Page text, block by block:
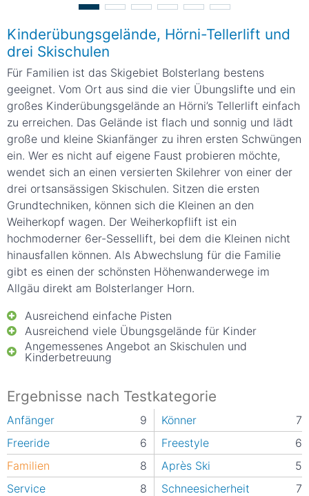
Ausreichend einfache Pisten
Ausreichend viele Übungsgelände für Kinder
Angemessenes Angebot an Skischulen und
Kinderbetreuung
Kinderübungsgelände, Hörni-Tellerlift und
drei Skischulen
Für Familien ist das Skigebiet Bolsterlang bestens
geeignet. Vom Ort aus sind die vier Übungslifte und ein
großes Kinderübungsgelände an Hörni’s Tellerlift einfach
zu erreichen. Das Gelände ist flach und sonnig und lädt
große und kleine Skianfänger zu ihren ersten Schwüngen
ein. Wer es nicht auf eigene Faust probieren möchte,
wendet sich an einen versierten Skilehrer von einer der
drei ortsansässigen Skischulen. Sitzen die ersten
Grundtechniken, können sich die Kleinen an den
Weiherkopf wagen. Der Weiherkopflift ist ein
hochmoderner 6er-Sessellift, bei dem die Kleinen nicht
hinausfallen können. Als Abwechslung für die Familie
gibt es einen der schönsten Höhenwanderwege im
Allgäu direkt am Bolsterlanger Horn.
Ergebnisse nach Testkategorie
Anfänger 9 Könner
7
Freeride
6 Freestyle
6
Familien
8 Après Ski
5
Service
8 Schneesicherheit
7